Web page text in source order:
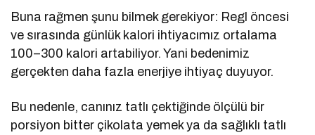
Buna rağmen şunu bilmek gerekiyor: Regl öncesi
ve sırasında günlük kalori ihtiyacımız ortalama
100–300 kalori artabiliyor. Yani bedenimiz
gerçekten daha fazla enerjiye ihtiyaç duyuyor.
Bu nedenle, canınız tatlı çektiğinde ölçülü bir
porsiyon bitter çikolata yemek ya da sağlıklı tatlı